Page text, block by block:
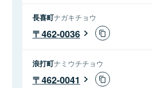
長喜町ナガキチョウ
462-0036
浪打町ナミウチチョウ
462-0041